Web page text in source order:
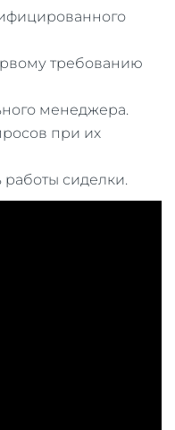
требованию
менеджера.
при их
сиделки.